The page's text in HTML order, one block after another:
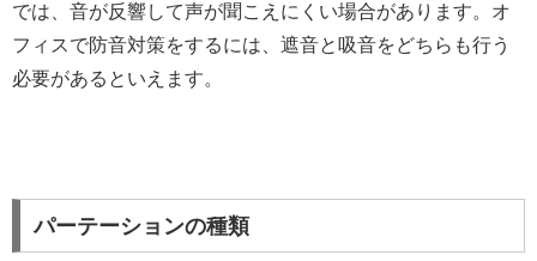
では、音が反響して声が聞こえにくい場合があります。オ
フィスで防音対策をするには、遮音と吸音をどちらも行う
必要があるといえます。
パーテーションの種類